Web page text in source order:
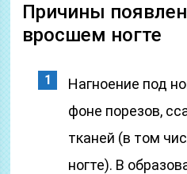
Причины
вросшем ногте
Нагноение под
фоне порезов,
тканей (в том
ногте). В